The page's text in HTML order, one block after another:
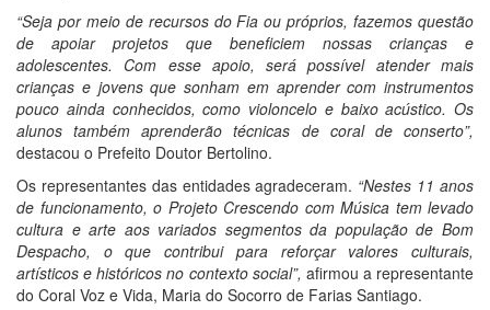
“Seja por meio de recursos do Fia ou próprios, fazemos questão
de apoiar projetos que beneficiem nossas crianças e
adolescentes. Com esse apoio, será possível atender mais
crianças e jovens que sonham em aprender com instrumentos
pouco ainda conhecidos, como violoncelo e baixo acústico. Os
alunos também aprenderão técnicas de coral de conserto”,
destacou o Prefeito Doutor Bertolino.
Os representantes das entidades agradeceram. “Nestes 11 anos
de funcionamento, o Projeto Crescendo com Música tem levado
cultura e arte aos variados segmentos da população de Bom
Despacho, o que contribui para reforçar valores culturais,
artísticos e históricos no contexto social”, afirmou a representante
do Coral Voz e Vida, Maria do Socorro de Farias Santiago.